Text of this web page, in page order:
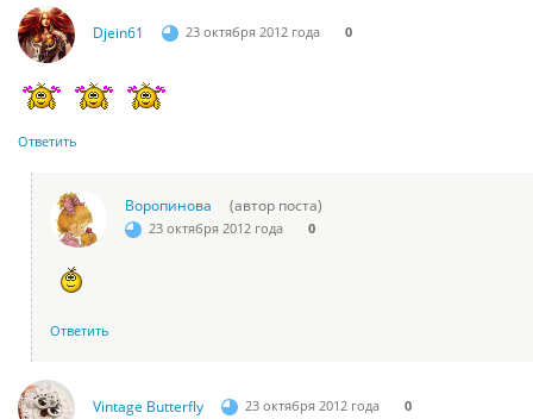
Djein61 23 октября 2012 года 0
Ответить
Воропинова (автор поста)
23 октября 2012 года 0
Ответить
Vintage Butterfly 23 октября 2012 года 0